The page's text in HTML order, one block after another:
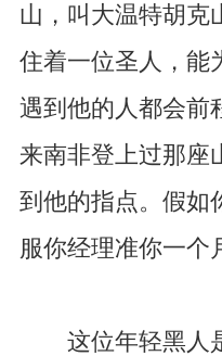
山，叫大温特胡克
住着一位圣人，能
遇到他的人都会前
来南非登上过那座
到他的指点。假如
服你经理准你一个
这位年轻黑人是